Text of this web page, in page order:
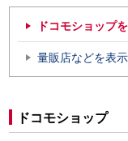
ドコモショップ
量販店などを表示
ドコモショップ